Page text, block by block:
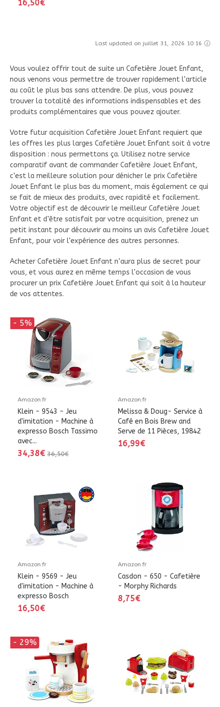
16,50€
Last updated on juillet 31, 2026 10:16
Vous voulez offrir tout de suite un Cafetière Jouet Enfant,
nous venons vous permettre de trouver rapidement l’article
au coût le plus bas sans attendre. De plus, vous pouvez
trouver la totalité des informations indispensables et des
produits complémentaires que vous pouvez ajouter.
Votre futur acquisition Cafetière Jouet Enfant requiert que
les offres les plus larges Cafetière Jouet Enfant soit à votre
disposition : nous permettons ça. Utilisez notre service
comparatif avant de commander Cafetière Jouet Enfant,
c’est la meilleure solution pour dénicher le prix Cafetière
Jouet Enfant le plus bas du moment, mais également ce qui
se fait de mieux des produits, avec rapidité et facilement.
Votre objectif est de découvrir le meilleur Cafetière Jouet
Enfant et d’être satisfait par votre acquisition, prenez un
petit instant pour découvrir au moins un avis Cafetière Jouet
Enfant, pour voir l’expérience des autres personnes.
Acheter Cafetière Jouet Enfant n’aura plus de secret pour
vous, et vous aurez en même temps l’occasion de vous
procurer un prix Cafetière Jouet Enfant qui soit à la hauteur
de vos attentes.
- 5%
Amazon.fr
Klein - 9543 - Jeu
d'imitation - Machine à
expresso Bosch Tassimo
avec...
34,38€ 36,50€
Amazon.fr
Melissa & Doug- Service à
Café en Bois Brew and
Serve de 11 Pièces, 19842
16,99€
Amazon.fr
Klein - 9569 - Jeu
d'imitation - Machine à
expresso Bosch
16,50€
Amazon.fr
Casdon - 650 - Cafetière
- Morphy Richards
8,75€
- 29%